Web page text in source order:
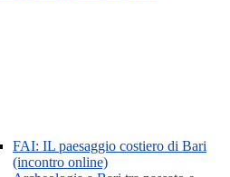
FAI: IL paesaggio costiero di Bari
(incontro online)